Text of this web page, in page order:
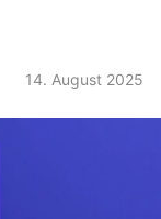
14. August 2025